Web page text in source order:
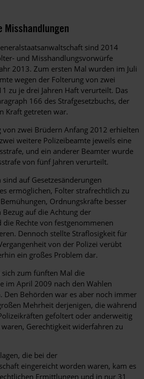
sind 2014
und Misshandlungsvorwürfe
2013. Zum ersten Mal wurden im Juli
wegen der Folterung von zwei
zu je drei Jahren Haft verurteilt. Das
166 des Strafgesetzbuchs, der
Kraft getreten war.
von zwei Brüdern Anfang 2012 erhielten
weitere Polizeibeamte jeweils eine
und ein anderer Beamter wurde
von fünf Jahren verurteilt.
auf Gesetzesänderungen
ermöglichen, Folter strafrechtlich zu
Ordnungskräfte besser
auf die Achtung der
Rechte von festgenommenen
Dennoch stellte Straflosigkeit für
von der Polizei verübt
ein großes Problem dar.
zum fünften Mal die
im April 2009 nach den Wahlen
Den Behörden war es aber noch immer
Mehrheit derjenigen, die während
gefoltert oder anderweitig
Gerechtigkeit widerfahren zu
die bei der
eingereicht worden waren, kam es
Ermittlungen und in nur 31